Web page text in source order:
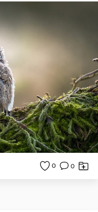
0 0